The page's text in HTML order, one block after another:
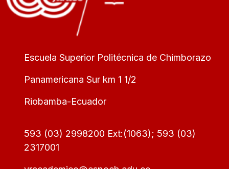
Escuela Superior Politécnica de Chimborazo
Panamericana Sur km 1 1/2
Riobamba-Ecuador
593 (03) 2998200 Ext:(1063); 593 (03)
2317001